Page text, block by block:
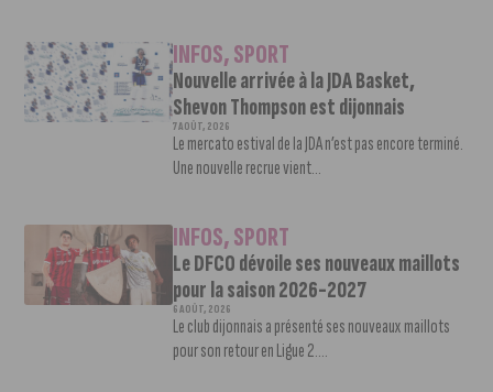
INFOS,SPORT
Nouvelle arrivée à la JDA Basket,
Shevon Thompson est dijonnais
7 AOÛT, 2026
Le mercato estival de la JDA n’est pas encore terminé.
Une nouvelle recrue vient...
INFOS,SPORT
Le DFCO dévoile ses nouveaux maillots
pour la saison 2026-2027
6 AOÛT, 2026
Le club dijonnais a présenté ses nouveaux maillots
pour son retour en Ligue 2....